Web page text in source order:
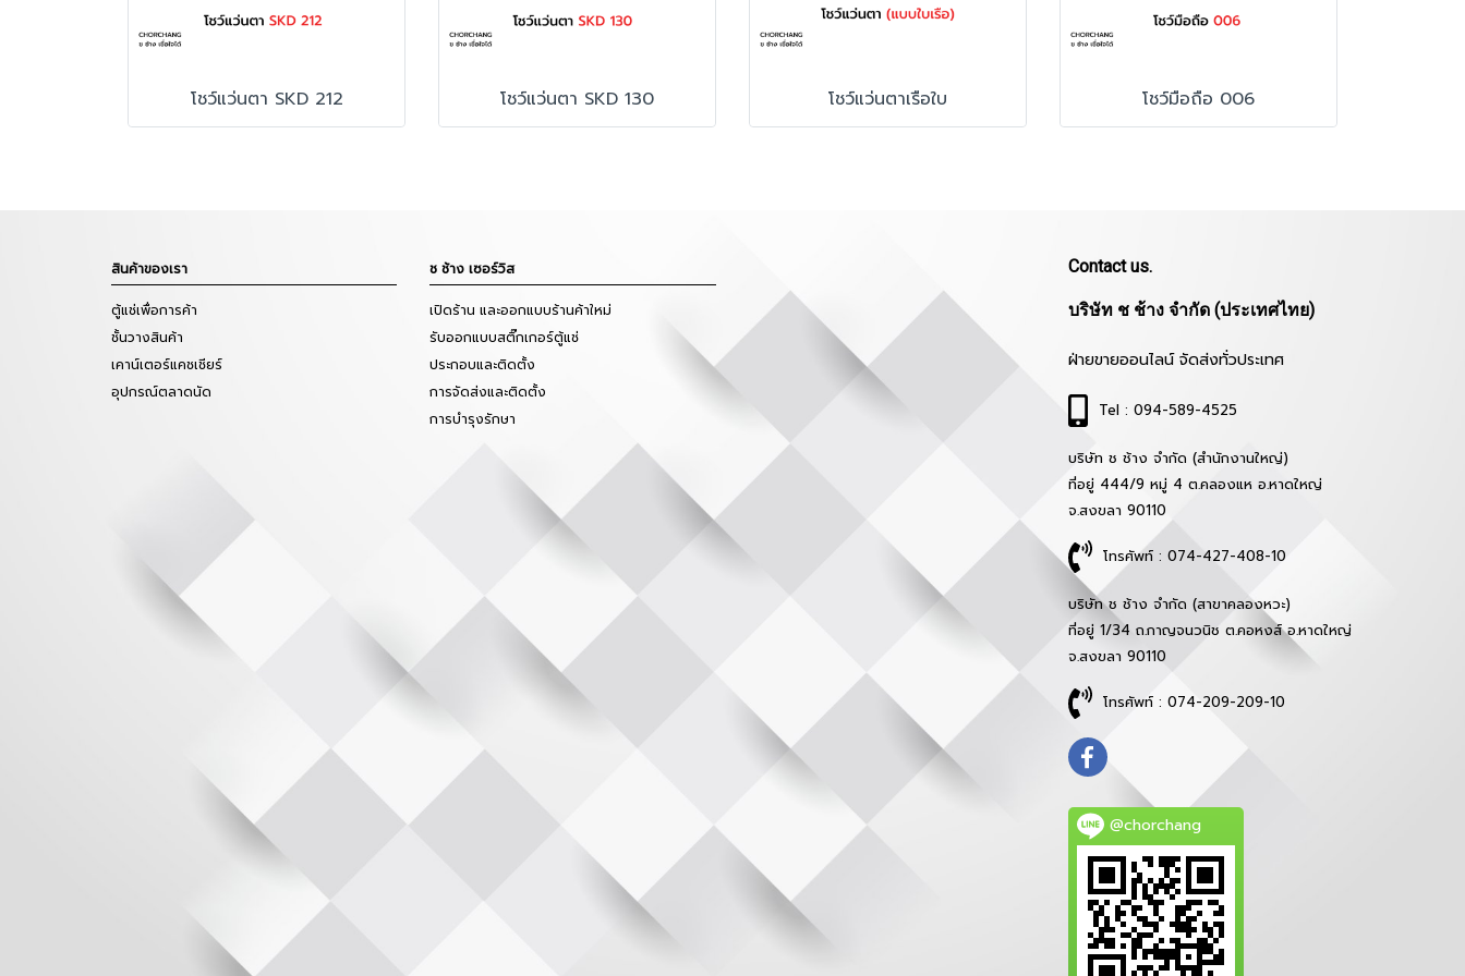
โชว์แว่นตา SKD 212 โชว์แว่นตา SKD 130 โชว์แว่นตาเรือใบ โชว์มือถือ 006
สินค้าของเรา
ตู้แช่เพื่อการค้า
ชั้นวางสินค้า
เคาน์เตอร์แคชเชียร์
อุปกรณ์ตลาดนัด
ช ช้าง เซอร์วิส
เปิดร้าน และออกแบบร้านค้าใหม่
รับออกแบบสติ๊กเกอร์ตู้แช่
ประกอบและติดตั้ง
การจัดส่งและติดตั้ง
การบำรุงรักษา
Contact us.
บริษัท ช ช้าง จำกัด (ประเทศไทย)
ฝ่ายขายออนไลน์ จัดส่งทั่วประเทศ
Tel : 094-589-4525
บริษัท ช ช้าง จำกัด (สำนักงานใหญ่)
ที่อยู่ 444/9 หมู่ 4 ต.คลองแห อ.หาดใหญ่
จ.สงขลา 90110
โทรศัพท์ : 074-427-408-10
บริษัท ช ช้าง จำกัด (สาขาคลองหวะ)
ที่อยู่ 1/34 ถ.กาญจนวนิช ต.คอหงส์ อ.หาดใหญ่
จ.สงขลา 90110
โทรศัพท์ : 074-209-209-10
@chorchang